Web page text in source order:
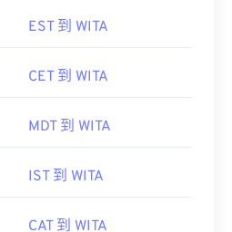
EST 到 WITA
CET 到 WITA
MDT 到 WITA
IST 到 WITA
CAT 到 WITA